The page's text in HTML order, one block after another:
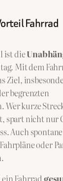
Fahrrad
ist die
Mit dem
Ziel,
begrenzten
Wer kurze
spart nicht nur
Auch
oder